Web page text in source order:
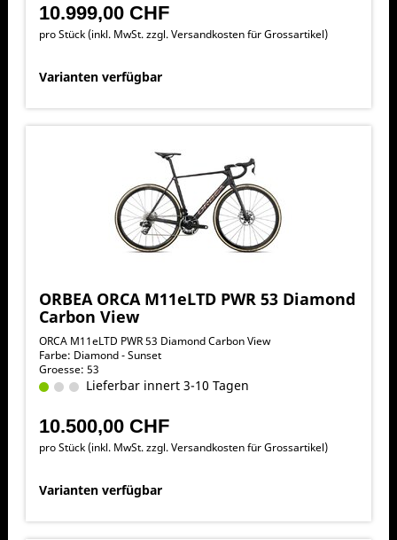
10.999,00 CHF
pro Stück (inkl. MwSt. zzgl.Versandkosten für Grossartikel)
Varianten verfügbar
ORBEA ORCA M11eLTD PWR 53 Diamond
Carbon View
ORCA M11eLTD PWR 53 Diamond Carbon View
Farbe: Diamond - Sunset
Groesse: 53
Lieferbar innert 3-10 Tagen
10.500,00 CHF
pro Stück (inkl. MwSt. zzgl.Versandkosten für Grossartikel)
Varianten verfügbar